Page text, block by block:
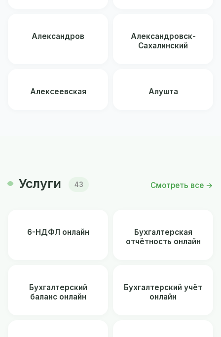
Александров
Александровск-
Сахалинский
Алексеевская Алушта
Услуги 43 Смотреть все →
6-НДФЛ онлайн
Бухгалтерская
отчётность онлайн
Бухгалтерский
баланс онлайн
Бухгалтерский учёт
онлайн